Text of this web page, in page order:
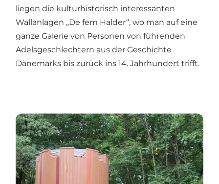
liegen die kulturhistorisch interessanten
Wallanlagen „De fem Halder“, wo man auf eine
ganze Galerie von Personen von führenden
Adelsgeschlechtern aus der Geschichte
Dänemarks bis zurück ins 14. Jahrhundert trifft.
Skovlegepladsen Børnenes Hald i Viborg